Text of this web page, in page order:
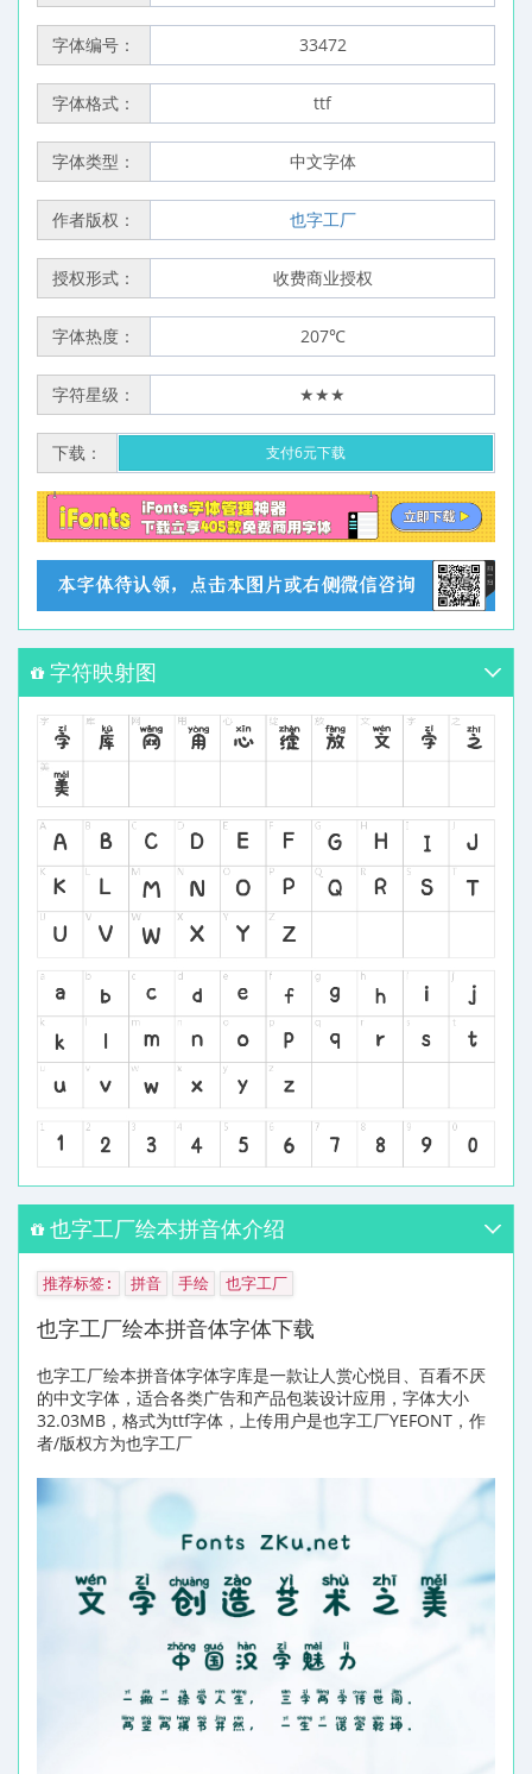
字体编号： 33472
字体格式： ttf
字体类型： 中文字体
作者版权： 也字工厂
授权形式： 收费商业授权
字体热度： 207℃
字符星级： ★★★
下载： 支付6元下载
字符映射图
也字工厂绘本拼音体介绍
推荐标签: 拼音 手绘 也字工厂
也字工厂绘本拼音体字体下载
也字工厂绘本拼音体字体字库是一款让人赏心悦目、百看不厌
的中文字体，适合各类广告和产品包装设计应用，字体大小
32.03MB，格式为ttf字体，上传用户是也字工厂YEFONT，作
者/版权方为也字工厂